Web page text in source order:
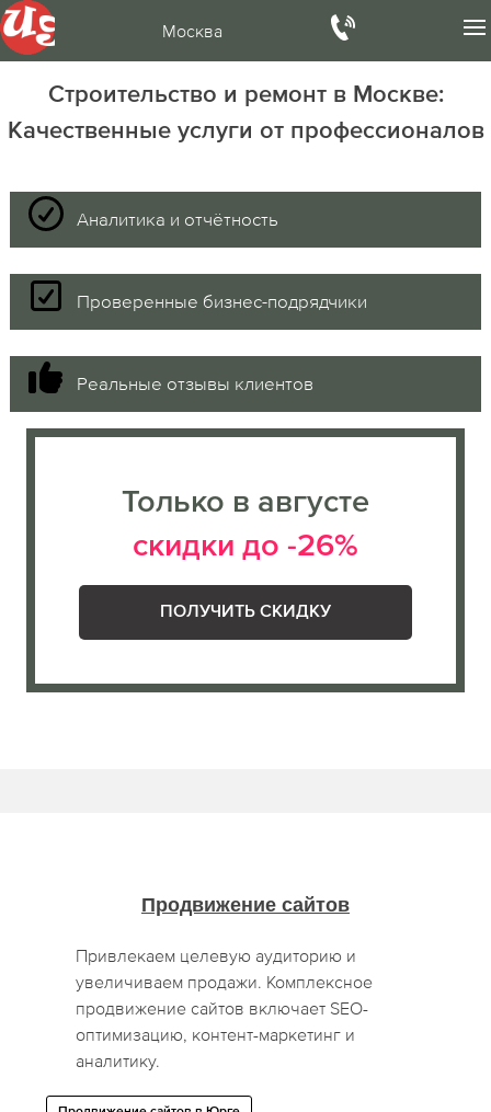
Москва
Строительство и ремонт в Москве:
Качественные услуги от профессионалов
Аналитика и отчётность
Проверенные бизнес-подрядчики
Реальные отзывы клиентов
Только в августе
скидки до -26%
ПОЛУЧИТЬ СКИДКУ
Продвижение сайтов
Привлекаем целевую аудиторию и
увеличиваем продажи. Комплексное
продвижение сайтов включает SEO-
оптимизацию, контент-маркетинг и
аналитику.